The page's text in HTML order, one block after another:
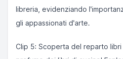
libreria, evidenziando
gli appassionati d'arte.
Clip 5: Scoperta del reparto libri